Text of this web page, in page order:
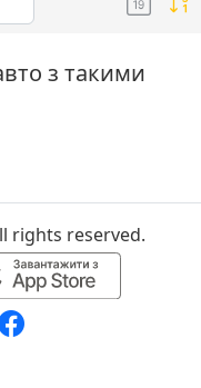
з такими
rights reserved.